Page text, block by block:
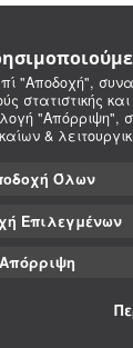
"Αποδοχή",
στατιστικής
"Απόρριψη",
&
Όλων
Επιλεγμένων
Απόρριψη